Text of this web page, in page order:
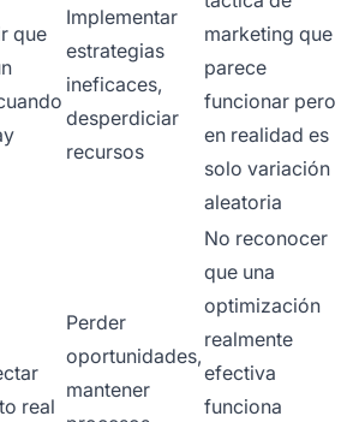
que
Implementar
estrategias
ineficaces,
desperdiciar
recursos
marketing que
parece
funcionar pero
en realidad es
solo variación
aleatoria
real
Perder
oportunidades,
mantener
No reconocer
que una
optimización
realmente
efectiva
funciona